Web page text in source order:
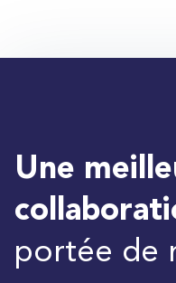
Une
portée de